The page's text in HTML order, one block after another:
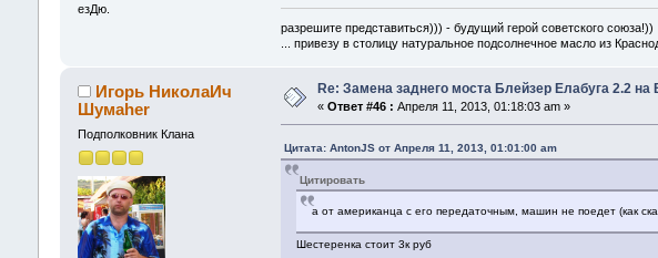
езДю.
разрешите представиться))) - будущий герой советского союза!))
... привезу в столицу натуральное подсолнечное масло из
Игорь НиколаИч
Шумаher
Подполковник Клана
Re: Замена заднего моста Блейзер Елабуга 2.2 на
« Ответ #46 : Апреля 11, 2013, 01:18:03 am »
Цитата: AntonJS от Апреля 11, 2013, 01:01:00 am
Цитировать
а от американца с его передаточным, машин не поедет (как
Шестеренка стоит 3к руб